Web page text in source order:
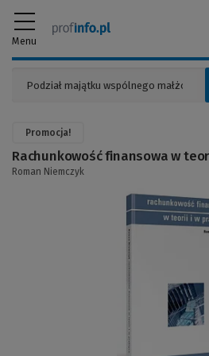
Menu
Promocja!
Rachunkowość finansowa w
Roman Niemczyk